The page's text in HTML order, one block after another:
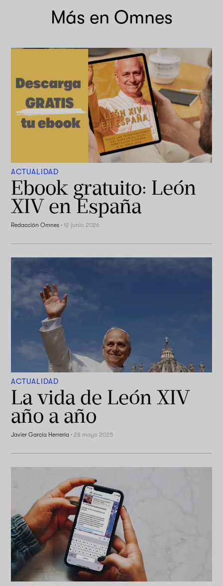
Más en Omnes
ACTUALIDAD
Ebook gratuito: León
XIV en España
Redacción Omnes ·12 junio 2026
ACTUALIDAD
La vida de León XIV
año a año
Javier García Herrería ·28 mayo 2025